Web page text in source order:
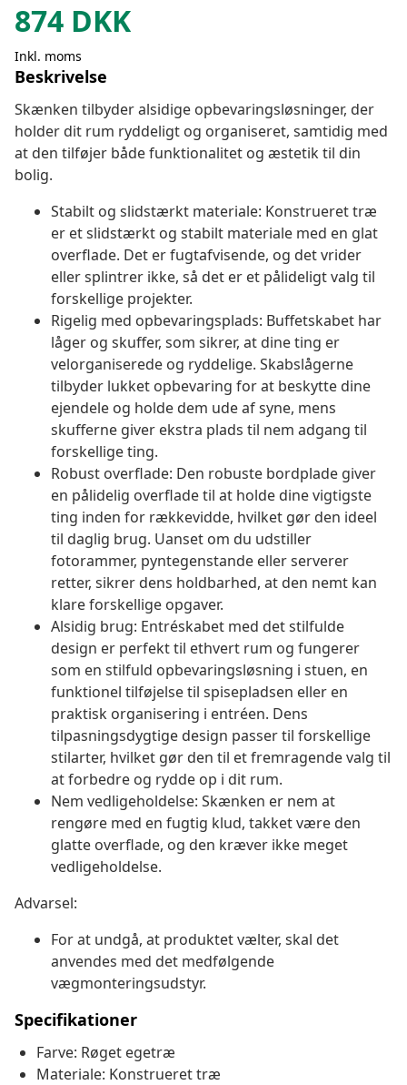
874 DKK
Inkl. moms
Beskrivelse
Skænken tilbyder alsidige opbevaringsløsninger, der
holder dit rum ryddeligt og organiseret, samtidig med
at den tilføjer både funktionalitet og æstetik til din
bolig.
Stabilt og slidstærkt materiale: Konstrueret træ
er et slidstærkt og stabilt materiale med en glat
overflade. Det er fugtafvisende, og det vrider
eller splintrer ikke, så det er et pålideligt valg til
forskellige projekter.
Rigelig med opbevaringsplads: Buffetskabet har
låger og skuffer, som sikrer, at dine ting er
velorganiserede og ryddelige. Skabslågerne
tilbyder lukket opbevaring for at beskytte dine
ejendele og holde dem ude af syne, mens
skufferne giver ekstra plads til nem adgang til
forskellige ting.
Robust overflade: Den robuste bordplade giver
en pålidelig overflade til at holde dine vigtigste
ting inden for rækkevidde, hvilket gør den ideel
til daglig brug. Uanset om du udstiller
fotorammer, pyntegenstande eller serverer
retter, sikrer dens holdbarhed, at den nemt kan
klare forskellige opgaver.
Alsidig brug: Entréskabet med det stilfulde
design er perfekt til ethvert rum og fungerer
som en stilfuld opbevaringsløsning i stuen, en
funktionel tilføjelse til spisepladsen eller en
praktisk organisering i entréen. Dens
tilpasningsdygtige design passer til forskellige
stilarter, hvilket gør den til et fremragende valg til
at forbedre og rydde op i dit rum.
Nem vedligeholdelse: Skænken er nem at
rengøre med en fugtig klud, takket være den
glatte overflade, og den kræver ikke meget
vedligeholdelse.
Advarsel:
For at undgå, at produktet vælter, skal det
anvendes med det medfølgende
vægmonteringsudstyr.
Specifikationer
Farve: Røget egetræ
Materiale: Konstrueret træ